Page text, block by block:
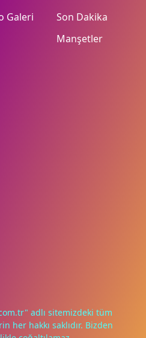
Galeri
Son Dakika
Manşetler
adlı sitemizdeki tüm
her hakkı saklıdır. Bizden